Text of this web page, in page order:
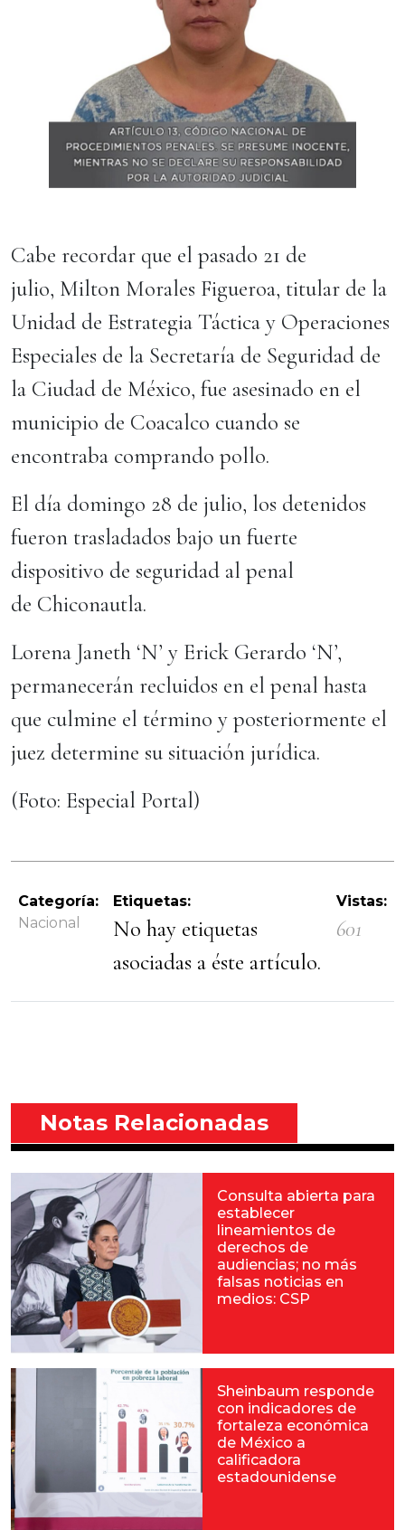
Cabe recordar que el pasado 21 de
julio, Milton Morales Figueroa, titular de la
Unidad de Estrategia Táctica y Operaciones
Especiales de la Secretaría de Seguridad de
la Ciudad de México, fue asesinado en el
municipio de Coacalco cuando se
encontraba comprando pollo.
El día domingo 28 de julio, los detenidos
fueron trasladados bajo un fuerte
dispositivo de seguridad al penal
de Chiconautla.
Lorena Janeth ‘N’ y Erick Gerardo ‘N’,
permanecerán recluidos en el penal hasta
que culmine el término y posteriormente el
juez determine su situación jurídica.
(Foto: Especial Portal)
Categoría:
Nacional
Etiquetas:
No hay etiquetas
asociadas a éste artículo.
Vistas:
601
Notas Relacionadas
Consulta abierta para
establecer
lineamientos de
derechos de
audiencias; no más
falsas noticias en
medios: CSP
Sheinbaum responde
con indicadores de
fortaleza económica
de México a
calificadora
estadounidense